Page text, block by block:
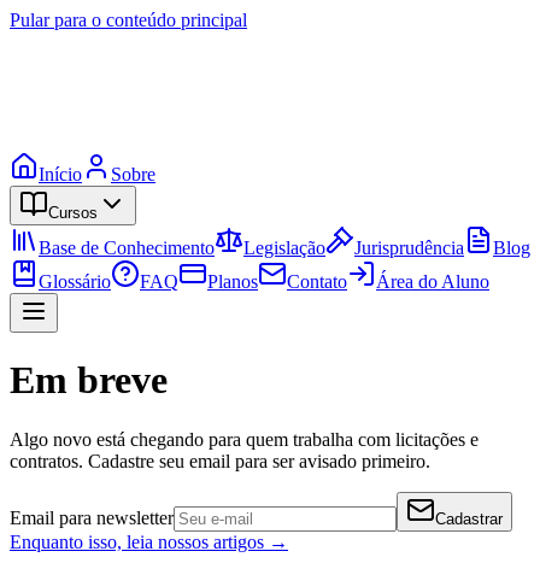
Pular para o conteúdo principal
Início Sobre
Cursos
Base de Conhecimento Legislação Jurisprudência
Blog
Glossário
FAQ Planos Contato Área do Aluno
Em breve
Algo novo está chegando para quem trabalha com licitações e
contratos. Cadastre seu email para ser avisado primeiro.
Email para newsletter Cadastrar
Enquanto isso, leia nossos artigos →